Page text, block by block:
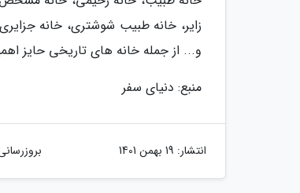
زایر، خانه طبیب شوشتری، خانه
و... از جمله خانه های تاریخی حایز
منبع: دنیای سفر
انتشار: 19 بهمن 1401